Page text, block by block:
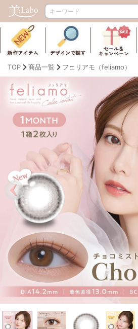
TOP 商品一覧 フェリアモ（feliamo）